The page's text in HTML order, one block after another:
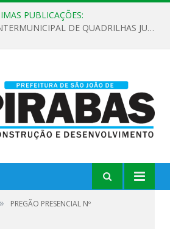
PUBLICAÇÕES:
REGULAMENTO – V INTERMUNICIPAL DE QUADRILHAS JUNINAS 2026
»
PREGÃO PRESENCIAL Nº